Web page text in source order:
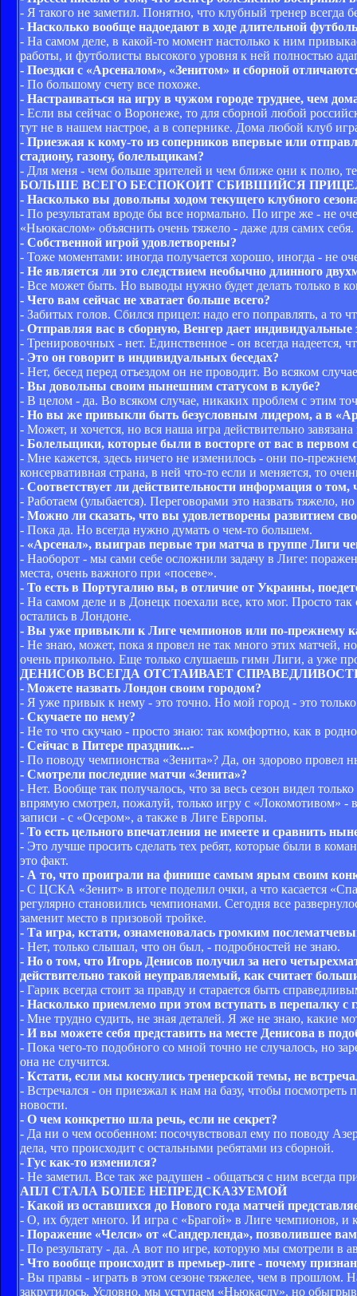
- Я такого не заметил. Понятно, что клубный тренер
- Насколько вообще надоедают в ходе длительной
- На самом деле, в какой-то момент настолько к ним
работы, и футболисты высокого уровня к ней полностью
- Поездки с «Арсеналом», «Зенитом» и сборной
- По большому счету все похоже.
- Настраиваться на игру в чужом городе труднее, чем
- Если вы сейчас о Воронеже, то для сборной любой
тут не в нашем настрое, а в сопернике. Дома любой клуб
- Приезжая к кому-то из соперников впервые или
стадиону, газону, болельщикам?
- Для меня - чем больше зрителей и чем ближе они к полю,
БОЛЬШЕ ВСЕГО БЕСПОКОИТ СБИВШИЙСЯ
- Насколько вы довольны ходом текущего клубного
- По результатам вроде бы все нормально. По игре же - не
«Ньюкаслом» объяснить очень тяжело - даже для самих себя.
- Собственной игрой удовлетворены?
- Тоже моментами: иногда получается хорошо, иногда - не
- Не является ли это следствием необычно длинного
- Все может быть. Но выводы нужно будет делать только в
- Чего вам сейчас не хватает больше всего?
- Забитых голов. Сбился прицел: надо его поправлять, а то
- Отправляя вас в сборную, Венгер дает индивидуальные
- Тренировочных - нет. Единственное - он всегда
- Это он говорит в индивидуальных беседах?
- Нет, бесед перед отъездом он не проводит. Во всяком
- Вы довольны своим нынешним статусом в клубе?
- В целом - да. Во всяком случае, никаких проблем с этим
- Но вы же привыкли быть безусловным лидером, а в
- Может, и хочется, но вся наша игра действительно
- Болельщики, которые были в восторге от вас в
- Мне кажется, здесь ничего не изменилось - они по-
консервативная страна, в ней что-то если и меняется, то
- Соответствует ли действительности информация о
- Работаем (улыбается). Переговорами это назвать тяжело,
- Можно ли сказать, что вы удовлетворены развитием
- Пока да. Но всегда нужно думать о чем-то большем.
- «Арсенал», выиграв первые три матча в группе Лиги
- Наоборот - мы сами себе осложнили задачу в Лиге:
места, очень важного при «посеве».
- То есть в Португалию вы, в отличие от Украины,
- На самом деле и в Донецк поехали все, кто мог. Просто
остались в Лондоне.
- Вы уже привыкли к Лиге чемпионов или по-прежнему
- Не знаю, может, пока я провел не так много этих матчей,
очень прикольно. Еще только слушаешь гимн Лиги, а уже
ДЕНИСОВ ВСЕГДА ОТСТАИВАЕТ
- Можете назвать Лондон своим городом?
- Я уже привык к нему - это точно. Но мой город - это
- Скучаете по нему?
- Не то что скучаю - просто знаю: так комфортно, как в
- Сейчас в Питере праздник...-
- По поводу чемпионства «Зенита»? Да, он здорово
- Смотрели последние матчи «Зенита»?
- Нет. Вообще так получалось, что за весь сезон видел
впрямую смотрел, пожалуй, только игру с «Локомотивом» -
записи - с «Осером», а также в Лиге Европы.
- То есть цельного впечатления не имеете и сравнить
- Это лучше просить сделать тех ребят, которые были в
это факт.
- А то, что проиграли на финише самым ярым своим
- С ЦСКА «Зенит» в итоге поделил очки, а что касается
регулярно становились чемпионами. Сегодня все
заменит место в призовой тройке.
- Та игра, кстати, ознаменовалась громким
- Нет, только слышал, что он был, - подробностей не знаю.
- Но о том, что Игорь Денисов получил за него
действительно такой неуправляемый, как считает
- Гарик всегда стоит за правду и старается быть
- Насколько приемлемо при этом вступать в перепалку
- Мне трудно судить, не зная деталей. Я же не знаю, какие
- И вы можете себя представить на месте Денисова в
- Пока чего-то подобного со мной точно не случалось, но
она не случится.
- Кстати, если мы коснулись тренерской темы, не
- Встречался - он приезжал к нам на базу, чтобы
новости.
- О чем конкретно шла речь, если не секрет?
- Да ни о чем особенном: посочувствовал ему по поводу
дела, что происходит с остальными ребятами из сборной.
- Гус как-то изменился?
- Не заметил. Все так же радушен - общаться с ним всегда
АПЛ СТАЛА БОЛЕЕ НЕПРЕДСКАЗУЕМОЙ
- Какой из оставшихся до Нового года матчей
- О, их будет много. И игра с «Брагой» в Лиге чемпионов,
- Поражение «Челси» от «Сандерленда», позволившее
- По результату - да. А вот по игре, которую мы смотрели в
- Что вообще происходит в премьер-лиге - почему
- Вы правы - играть в этом сезоне тяжелее, чем в прошлом.
закрутилось. Условно, мы уступаем «Ньюкаслу», но